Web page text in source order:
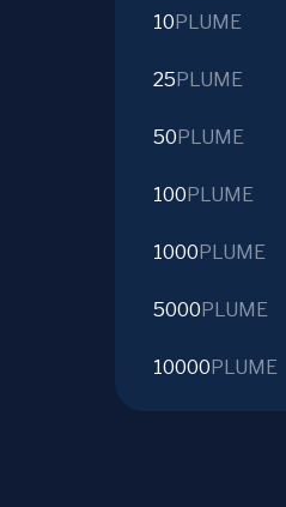
10PLUME
25PLUME
50PLUME
100PLUME
1000PLUME
5000PLUME
10000PLUME